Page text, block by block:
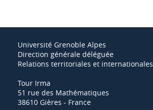
Université Grenoble Alpes
Direction générale déléguée
Relations territoriales et internationales
Tour Irma
51 rue des Mathématiques
38610 Gières - France